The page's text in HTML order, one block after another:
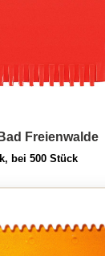
Freienwalde
bei 500 Stück